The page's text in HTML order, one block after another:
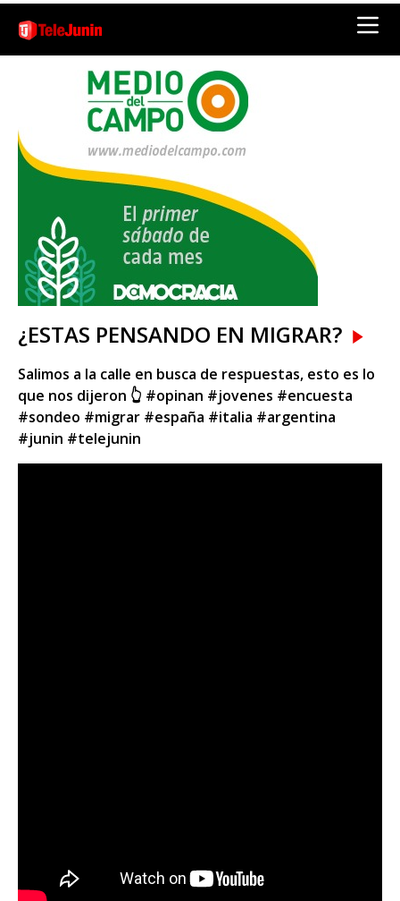
¿ESTAS PENSANDO EN MIGRAR?
Salimos a la calle en busca de respuestas, esto es lo
que nos dijeron 👆 #opinan #jovenes #encuesta
#sondeo #migrar #españa #italia #argentina
#junin #telejunin